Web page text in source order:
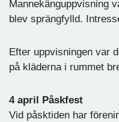
Mannekänguppvisning
blev sprängfylld.
Efter uppvisningen var
på kläderna i rummet
4 april Påskfest
Vid påsktiden har